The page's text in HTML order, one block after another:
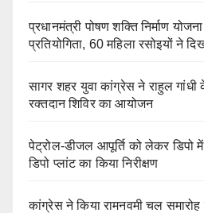
प्रधानमंत्री पोषण शक्ति निर्माण
प्रतियोगिता, 60 महिला रसोइयों ने
सागर शहर युवा कांग्रेस ने राहुल गांधी
रक्तदान शिविर का आयोजन
पेट्रोल-डीजल आपूर्ति को लेकर डिपो
डिपो प्लांट का किया निरीक्षण
कांग्रेस ने किया रामनवमी चल समारोह